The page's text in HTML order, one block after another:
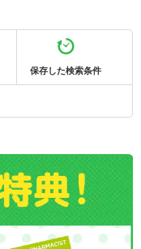
保存した検索条件